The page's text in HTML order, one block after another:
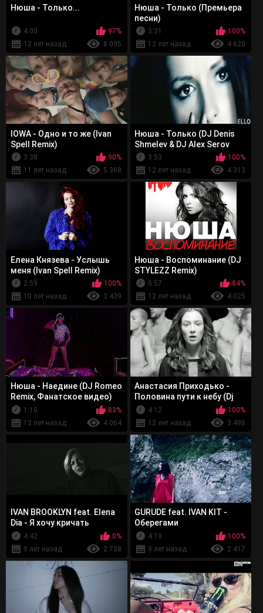
Нюша - Только...
4:00
97%
12 лет назад
8 095
Нюша - Только (Премьера
песни)
3:31
100%
12 лет назад
4 620
IOWA - Одно и то же (Ivan
Spell Remix)
3:38
90%
11 лет назад
5 368
Нюша - Только (DJ Denis
Shmelev & DJ Alex Serov
Radio Mix)
3:53
100%
12 лет назад
4 313
Елена Князева - Услышь
меня (Ivan Spell Remix)
2:59
100%
10 лет назад
3 439
Нюша - Воспоминание (DJ
STYLEZZ Remix)
5:57
84%
12 лет назад
4 025
Нюша - Наедине (DJ Romeo
Remix, Фанатское видео)
1:18
83%
12 лет назад
4 064
Анастасия Приходько -
Половина пути к небу (Dj
Jedy Remix)
4:12
100%
12 лет назад
3 498
IVAN BROOKLYN feat. Elena
Dia - Я хочу кричать
4:42
0%
9 лет назад
2 738
GURUDE feat. IVAN KIT -
Оберегами
4:19
100%
8 лет назад
2 417